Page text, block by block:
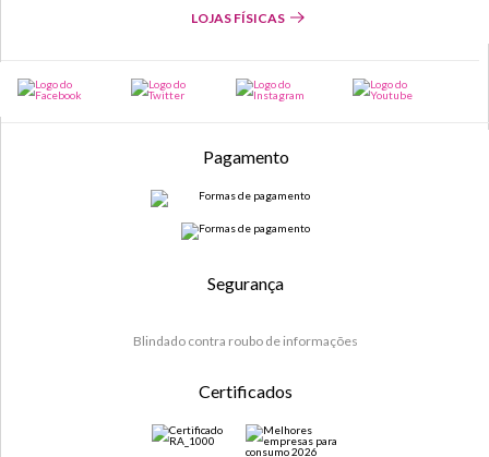
LOJAS FÍSICAS
Pagamento
Segurança
Blindado contra roubo de informações
Certificados